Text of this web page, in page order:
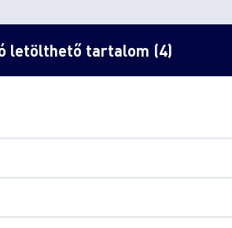
letölthető tartalom (4)